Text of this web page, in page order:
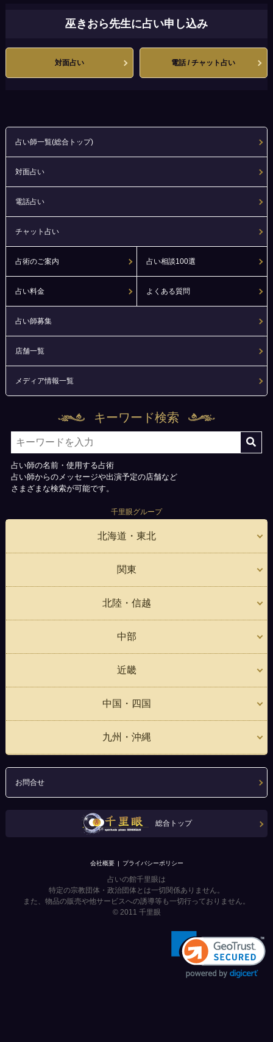
巫きおら先生に占い申し込み
対面占い 電話 / チャット占い
占い師一覧(総合トップ)
対面占い
電話占い
チャット占い
占術のご案内 占い相談100選
占い料金 よくある質問
占い師募集
店舗一覧
メディア情報一覧
キーワード検索
占い師の名前・使用する占術
占い師からのメッセージや出演予定の店舗など
さまざまな検索が可能です。
千里眼グループ
北海道・東北
関東
北陸・信越
中部
近畿
中国・四国
九州・沖縄
お問合せ
総合トップ
会社概要 プライバシーポリシー
占いの館千里眼は
特定の宗教団体・政治団体とは一切関係ありません。
また、物品の販売や他サービスへの誘導等も一切行っておりません。
© 2011 千里眼